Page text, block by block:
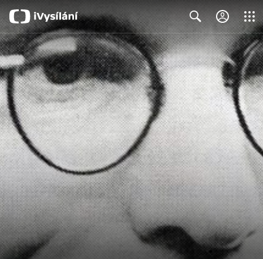
Search Close